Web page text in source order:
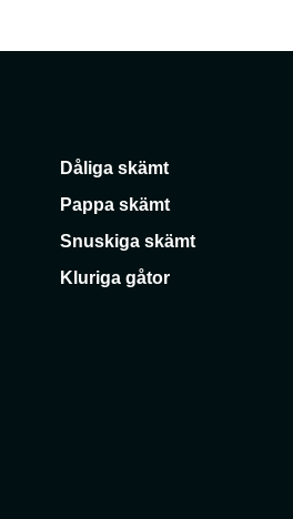
Dåliga skämt
Pappa skämt
Snuskiga skämt
Kluriga gåtor